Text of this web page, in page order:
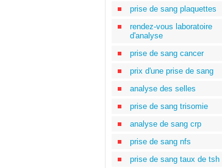
prise de sang plaquettes
rendez-vous laboratoire
d'analyse
prise de sang cancer
prix d'une prise de sang
analyse des selles
prise de sang trisomie
analyse de sang crp
prise de sang nfs
prise de sang taux de tsh